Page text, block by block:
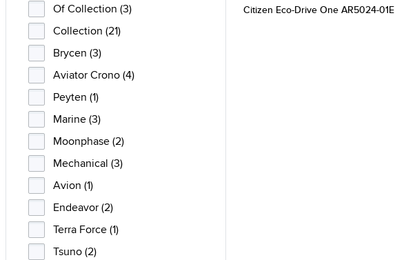
Citizen Eco-Drive One AR5024-01E
Of Collection (3)
Collection (21)
Brycen (3)
Aviator Crono (4)
Peyten (1)
Marine (3)
Moonphase (2)
Mechanical (3)
Avion (1)
Endeavor (2)
Terra Force (1)
Tsuno (2)